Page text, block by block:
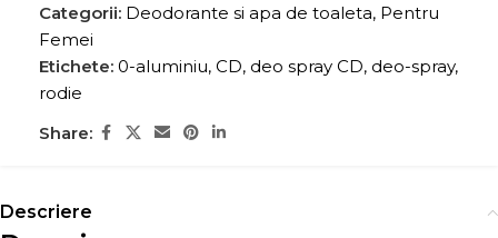
Categorii: Deodorante si apa de toaleta, Pentru
Femei
Etichete: 0-aluminiu, CD, deo spray CD, deo-spray,
rodie
Share:
Descriere